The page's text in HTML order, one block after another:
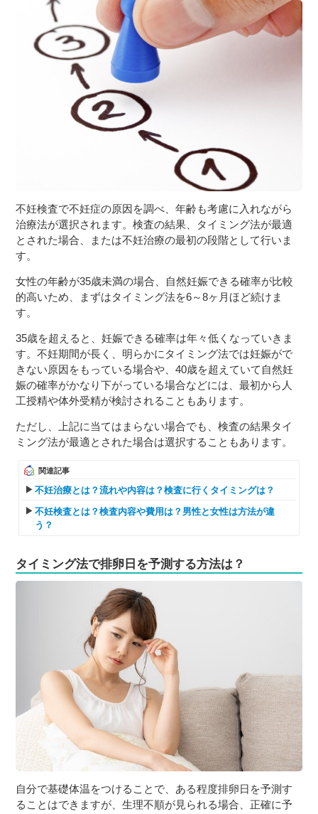
不妊検査で不妊症の原因を調べ、年齢も考慮に入れながら
治療法が選択されます。検査の結果、タイミング法が最適
とされた場合、または不妊治療の最初の段階として行いま
す。
女性の年齢が35歳未満の場合、自然妊娠できる確率が比較
的高いため、まずはタイミング法を6～8ヶ月ほど続けま
す。
35歳を超えると、妊娠できる確率は年々低くなっていきま
す。不妊期間が長く、明らかにタイミング法では妊娠がで
きない原因をもっている場合や、40歳を超えていて自然妊
娠の確率がかなり下がっている場合などには、最初から人
工授精や体外受精が検討されることもあります。
ただし、上記に当てはまらない場合でも、検査の結果タイ
ミング法が最適とされた場合は選択することもあります。
関連記事
不妊治療とは？流れや内容は？検査に行くタイミングは？
不妊検査とは？検査内容や費用は？男性と女性は方法が違
う？
タイミング法で排卵日を予測する方法は？
自分で基礎体温をつけることで、ある程度排卵日を予測す
ることはできますが、生理不順が見られる場合、正確に予